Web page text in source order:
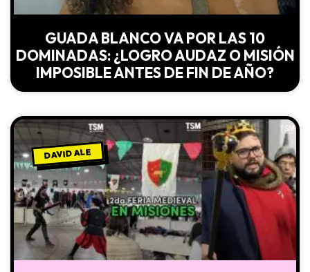
GUADA BLANCO VA POR LAS 10
DOMINADAS: ¿LOGRO AUDAZ O MISIÓN
IMPOSIBLE ANTES DE FIN DE AÑO?
DAVID ALE